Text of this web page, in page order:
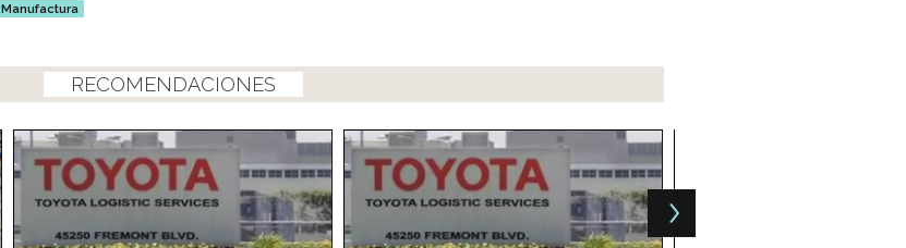
Manufactura
RECOMENDACIONES